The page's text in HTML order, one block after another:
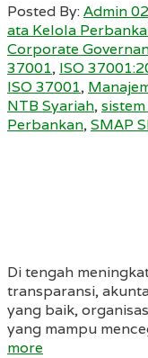
Posted By:Admin 02
ata Kelola
Corporate
37001, ISO
ISO 37001,
NTB Syariah,
Perbankan,SMAP
Di tengah
transparansi,
yang baik,
yang mampu
more